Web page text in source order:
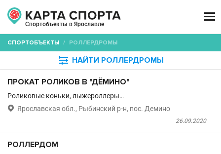
Спортобъекты в Ярославле

СПОРТОБЪЕКТЫ / РОЛЛЕРДРОМЫ
 НАЙТИ РОЛЛЕРДРОМЫ
ПРОКАТ РОЛИКОВ В "ДЁМИНО"
Роликовые коньки, лыжероллеры…
 Ярославская обл., Рыбинский р-н, пос. Демино
26.09.2020
РОЛЛЕРДОМ